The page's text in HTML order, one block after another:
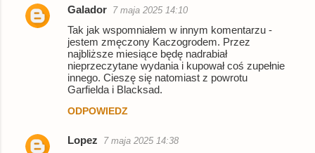
t
Galador 7 maja 2025 14:10
Tak jak wspomniałem w innym komentarzu -
jestem zmęczony Kaczogrodem. Przez
najbliższe miesiące będę nadrabiał
nieprzeczytane wydania i kupował coś zupełnie
innego. Cieszę się natomiast z powrotu
Garfielda i Blacksad.
ODPOWIEDZ
Lopez 7 maja 2025 14:38